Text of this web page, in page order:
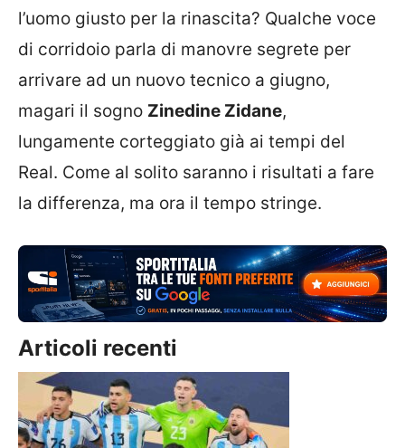
l’uomo giusto per la rinascita? Qualche voce
di corridoio parla di manovre segrete per
arrivare ad un nuovo tecnico a giugno,
magari il sogno Zinedine Zidane,
lungamente corteggiato già ai tempi del
Real. Come al solito saranno i risultati a fare
la differenza, ma ora il tempo stringe.
Articoli recenti